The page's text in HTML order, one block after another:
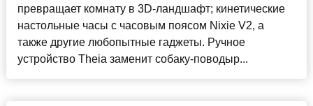
превращает комнату в 3D-ландшафт; кинетические
настольные часы с часовым поясом Nixie V2, а
также другие любопытные гаджеты. Ручное
устройство Theia заменит собаку-поводыр...